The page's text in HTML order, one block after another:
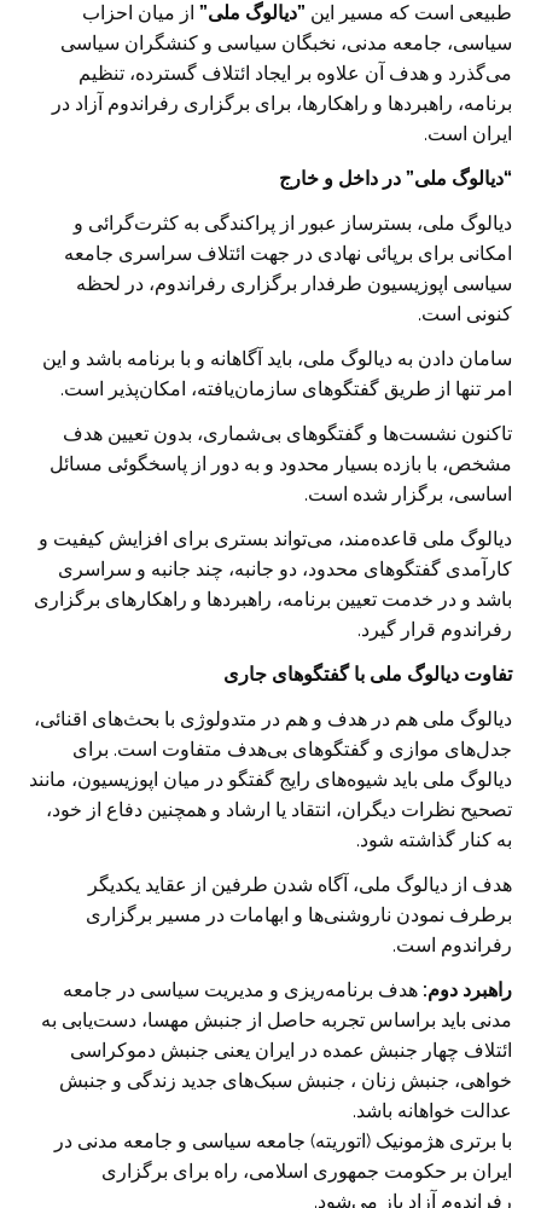
طبیعی است که مسیر این ”دیالوگ ملی” از میان احزاب
سیاسی، جامعه مدنی، نخبگان سیاسی و کنشگران سیاسی
می‌گذرد و هدف آن علاوه بر ایجاد ائتلاف گسترده، تنظیم
برنامه، راهبردها و راهکارها، برای برگزاری رفراندوم آزاد در
ایران است.
“دیالوگ ملی” در داخل و خارج
دیالوگ ملی، بسترساز عبور از پراکندگی به کثرت‌گرائی و
امکانی برای برپائی نهادی در جهت ائتلاف سراسری جامعه
سیاسی اپوزیسیون طرفدار برگزاری رفراندوم، در لحظه
کنونی است.
سامان دادن به دیالوگ ملی، باید آگاهانه و با برنامه باشد و این
امر تنها از طریق گفتگوهای سازمان‌یافته، امکان‌پذیر است.
تاکنون نشست‌ها و گفتگو‌های بی‌شماری، بدون تعیین هدف
مشخص، با بازده بسیار محدود و به دور از پاسخگوئی مسائل
اساسی، برگزار شده است.
دیالوگ ملی قاعده‌مند، می‌تواند بستری برای افزایش کیفیت و
کارآمدی گفتگوهای محدود، دو جانبه، چند جانبه و سراسری
باشد و در خدمت تعیین برنامه، راهبردها و راهکارهای برگزاری
رفراندوم قرار گیرد.
تفاوت دیالوگ ملی با گفتگوهای جاری
دیالوگ ملی هم در هدف و هم در متدولوژی با بحث‌های اقنائی،
جدل‌های موازی و گفتگوهای بی‌هدف متفاوت است. برای
دیالوگ ملی باید شیوه‌های رایج گفتگو در میان اپوزیسیون، مانند
تصحیح نظرات دیگران، انتقاد یا ارشاد و همچنین دفاع از خود،
به کنار گذاشته شود.
هدف از دیالوگ ملی، آگاه شدن طرفین از عقاید یکدیگر
برطرف نمودن ناروشنی‌ها و ابهامات در مسیر برگزاری
رفراندوم است.
راهبرد دوم: هدف برنامه‌ریزی و مدیریت سیاسی در جامعه
مدنی باید براساس تجربه حاصل از جنبش مهسا، دست‌یابی به
ائتلاف چهار جنبش عمده در ایران یعنی جنبش دموکراسی
خواهی، جنبش زنان ، جنبش سبک‌های جدید زندگی و جنبش
عدالت خواهانه باشد.
با برتری هژمونیک (اتوریته) جامعه سیاسی و جامعه مدنی در
ایران بر حکومت جمهوری اسلامی، راه برای برگزاری
رفراندوم آزاد باز می‌شود.